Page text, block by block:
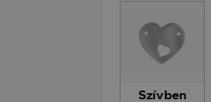
Szívben